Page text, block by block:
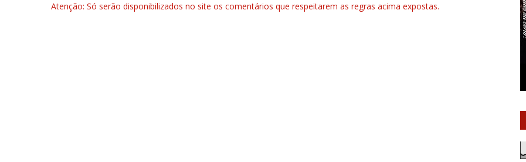
Atenção: Só serão disponibilizados no site os comentários que respeitarem as regras acima expostas.